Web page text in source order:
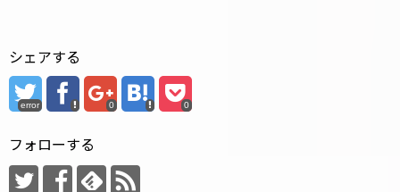
シェアする
error 0 0
フォローする